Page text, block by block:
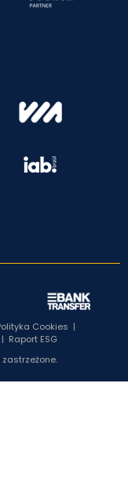
Cookies |
| Raport ESG